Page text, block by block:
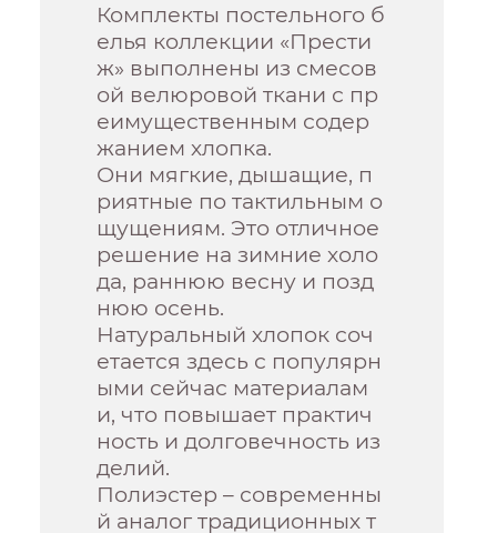
Комплекты постельного б
елья коллекции «Прести
ж» выполнены из смесов
ой велюровой ткани с пр
еимущественным содер
жанием хлопка.
Они мягкие, дышащие, п
риятные по тактильным о
щущениям. Это отличное
решение на зимние холо
да, раннюю весну и позд
нюю осень.
Натуральный хлопок соч
етается здесь с популярн
ыми сейчас материалам
и, что повышает практич
ность и долговечность из
делий.
Полиэстер – современны
й аналог традиционных т